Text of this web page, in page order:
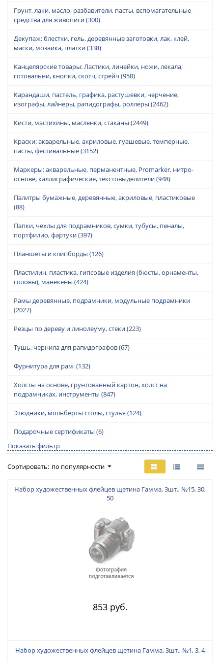
Грунт, лаки, масло, разбавители, пасты, вспомагательные
средства для живописи(300)
Декупаж: блестки, гель, деревянные заготовки, лак, клей,
маски, мозаика, платки(338)
Канцелярские товары: Ластики, линейки, ножи, лекала,
готовальни, кнопки, скотч, стрейч (958)
Карандаши, пастель, графика, растушевки, черчение,
изографы, лайнеры, рапидографы, роллеры (2462)
Кисти, мастихины, масленки, стаканы (2449)
Краски: акварельные, акриловые, гуашевые, темперные,
пасты, фестивальные(3152)
Маркеры: акварельные, перманентные, Promarker, нитро-
основе, каллиграфические, текстовыделители(948)
Палитры бумажные, деревянные, акриловые, пластиковые
(88)
Папки, чехлы для подрамников, сумки, тубусы, пеналы,
портфилио, фартуки(397)
Планшеты и клипборды (126)
Пластилин, пластика, гипсовые изделия (бюсты, орнаменты,
головы), манекены (424)
Рамы деревянные, подрамники, модульные подрамники
(2027)
Резцы по дереву и линолеуму, стеки(223)
Тушь, чернила для рапидографов(67)
Фурнитура для рам.(132)
Холсты на основе, грунтованный картон, холст на
подрамниках, инструменты (847)
Этюдники, мольберты столы, стулья (124)
Подарочные сертификаты (6)
Показать фильтр
Сортировать: по популярности
Набор художественных флейцев щетина Гамма, 3шт., №15, 30,
50
853 руб.
Набор художественных флейцев щетина Гамма, 3шт., №1, 3, 4